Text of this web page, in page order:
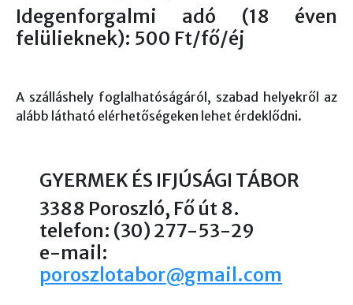
Idegenforgalmi adó (18 éven
felülieknek): 500 Ft/fő/éj
A szálláshely foglalhatóságáról, szabad helyekről az
alább látható elérhetőségeken lehet érdeklődni.
GYERMEK ÉS IFJÚSÁGI TÁBOR
3388 Poroszló, Fő út 8.
telefon: (30) 277-53-29
e-mail:
poroszlotabor@gmail.com